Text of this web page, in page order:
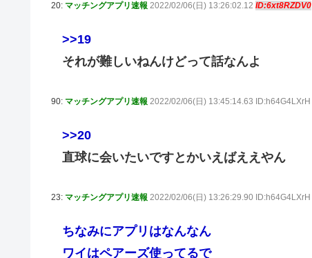
20: マッチングアプリ速報 2022/02/06(日) 13:26:02.12 ID:6xt8RZDV0
>>19
それが難しいねんけどって話なんよ
90: マッチングアプリ速報 2022/02/06(日) 13:45:14.63 ID:h64G4LXrH
>>20
直球に会いたいですとかいえばええやん
23: マッチングアプリ速報 2022/02/06(日) 13:26:29.90 ID:h64G4LXrH
ちなみにアプリはなんなん
ワイはペアーズ使ってるで